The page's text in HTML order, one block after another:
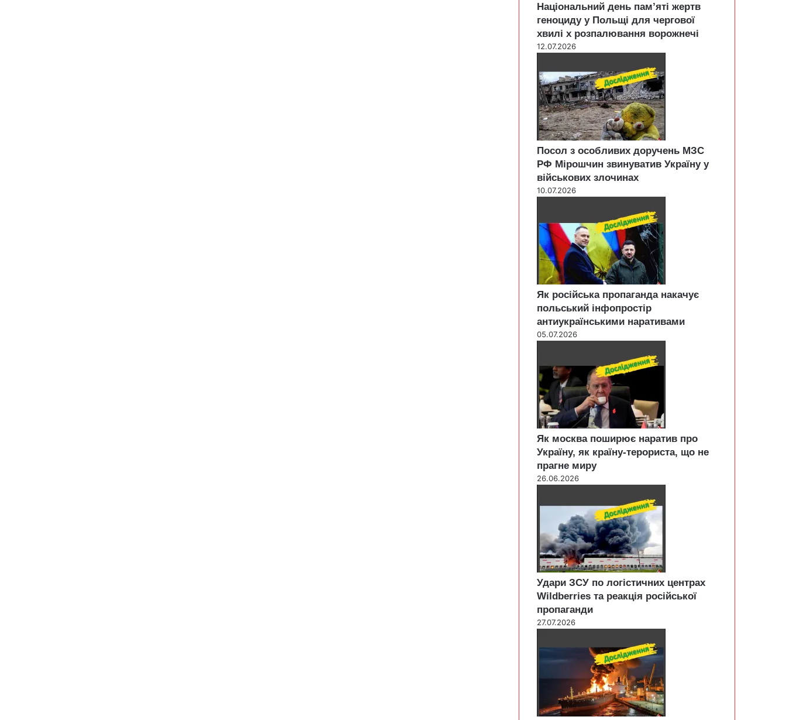
Національний день пам’яті жертв
геноциду у Польщі для чергової
хвилі х розпалювання ворожнечі
12.07.2026
Посол з особливих доручень МЗС
РФ Мірошчин звинуватив Україну у
військових злочинах
10.07.2026
Як російська пропаганда накачує
польський інфопростір
антиукраїнськими наративами
05.07.2026
Як москва поширює наратив про
Україну, як країну-терориста, що не
прагне миру
26.06.2026
Удари ЗСУ по логістичних центрах
Wildberries та реакція російської
пропаганди
27.07.2026